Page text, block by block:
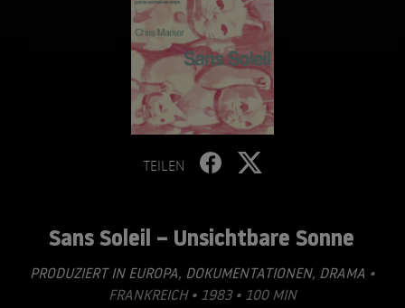
TEILEN
Sans Soleil – Unsichtbare Sonne
PRODUZIERT IN EUROPA, DOKUMENTATIONEN, DRAMA •
FRANKREICH • 1983 • 100 MIN